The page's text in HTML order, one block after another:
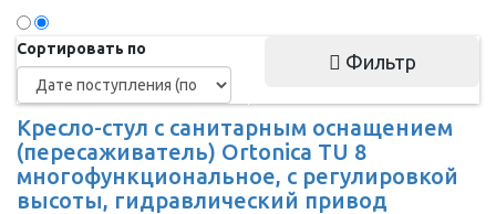
Сортировать по
Фильтр
Кресло-стул с санитарным оснащением
(пересаживатель) Ortonica TU 8
многофункциональное, с регулировкой
высоты, гидравлический привод